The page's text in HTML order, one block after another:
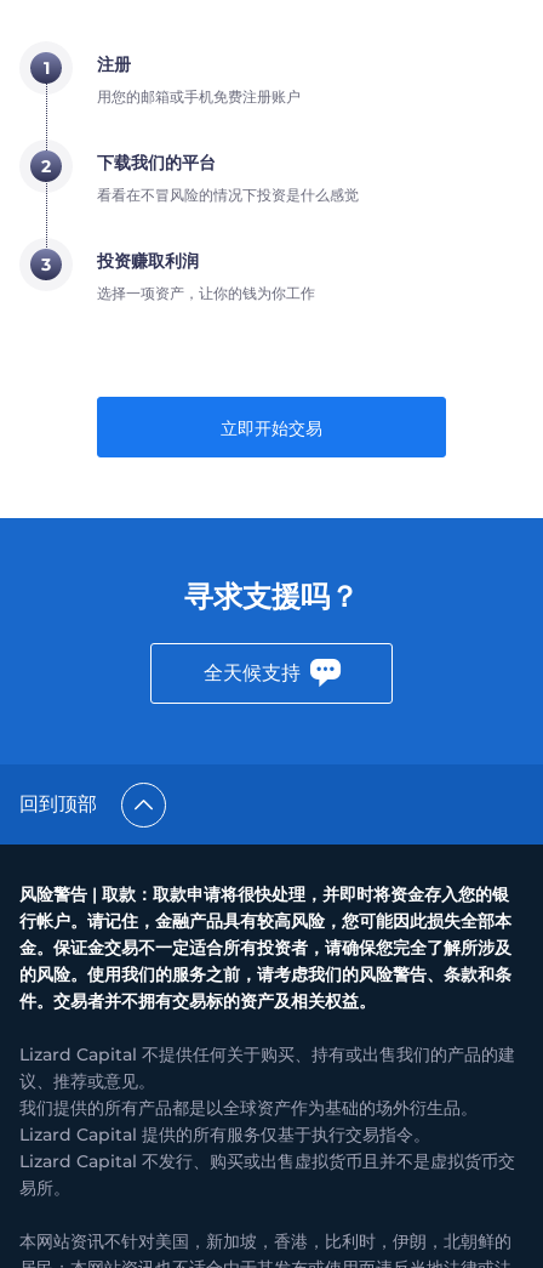
1 注册
用您的邮箱或手机免费注册账户
2 下载我们的平台
看看在不冒风险的情况下投资是什么感觉
3 投资赚取利润
选择一项资产，让你的钱为你工作
立即开始交易
寻求支援吗？
全天候支持
回到顶部
风险警告 | 取款：取款申请将很快处理，并即时将资金存入您的银
行帐户。请记住，金融产品具有较高风险，您可能因此损失全部本
金。保证金交易不一定适合所有投资者，请确保您完全了解所涉及
的风险。使用我们的服务之前，请考虑我们的风险警告、条款和条
件。交易者并不拥有交易标的资产及相关权益。
Lizard Capital 不提供任何关于购买、持有或出售我们的产品的建
议、推荐或意见。
我们提供的所有产品都是以全球资产作为基础的场外衍生品。
Lizard Capital 提供的所有服务仅基于执行交易指令。
Lizard Capital 不发行、购买或出售虚拟货币且并不是虚拟货币交
易所。
本网站资讯不针对美国，新加坡，香港，比利时，伊朗，北朝鲜的